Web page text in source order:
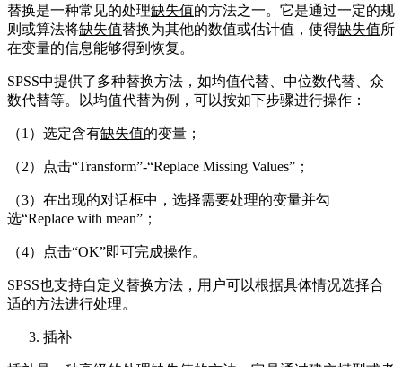
替换是一种常见的处理缺失值的方法之一。它是通过一定的规
则或算法将缺失值替换为其他的数值或估计值，使得缺失值所
在变量的信息能够得到恢复。
SPSS中提供了多种替换方法，如均值代替、中位数代替、众
数代替等。以均值代替为例，可以按如下步骤进行操作：
（1）选定含有缺失值的变量；
（2）点击“Transform”-“Replace Missing Values”；
（3）在出现的对话框中，选择需要处理的变量并勾
选“Replace with mean”；
（4）点击“OK”即可完成操作。
SPSS也支持自定义替换方法，用户可以根据具体情况选择合
适的方法进行处理。
插补